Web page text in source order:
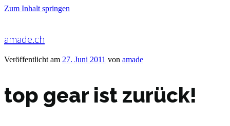
Zum Inhalt springen
amade.ch
Veröffentlicht am 27. Juni 2011 von amade
top gear ist zurück!